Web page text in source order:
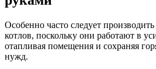
Особенно часто следует
котлов, поскольку они работают в
отапливая помещения и сохраняя
нужд.